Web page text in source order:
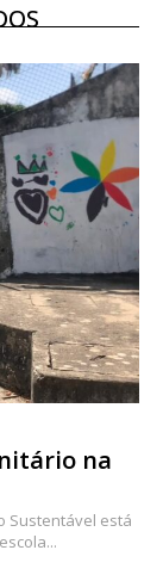
na
Sustentável está